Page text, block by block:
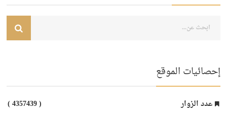
إحصائيات الموقع
عدد الزوار ( 4357439 )